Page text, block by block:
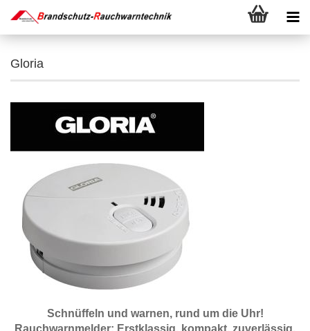
Gloria
Schnüffeln und warnen, rund um die Uhr!
Rauchwarnmelder: Erstklassig, kompakt, zuverlässig,